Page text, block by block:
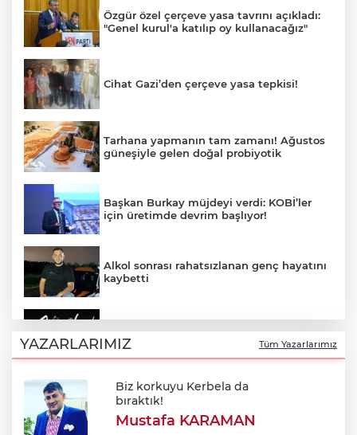
Özgür özel çerçeve yasa tavrını açıkladı:
"Genel kurul'a katılıp oy kullanacağız"
Cihat Gazi’den çerçeve yasa tepkisi!
Tarhana yapmanın tam zamanı! Ağustos
güneşiyle gelen doğal probiyotik
Başkan Burkay müjdeyi verdi: KOBİ’ler
için üretimde devrim başlıyor!
Alkol sonrası rahatsızlanan genç hayatını
kaybetti
Festivali'nde sahne aldı!
Müslim Sarı duyurdu: Menderes Belediye
Başkanı İlkay Çiçek disipline sevk edildi
YAZARLARIMIZ Tüm Yazarlarımız
Biz korkuyu Kerbela da
bıraktık!
Mustafa KARAMAN